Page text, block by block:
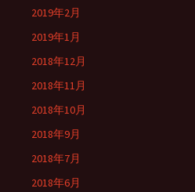
2019年2月
2019年1月
2018年12月
2018年11月
2018年10月
2018年9月
2018年7月
2018年6月